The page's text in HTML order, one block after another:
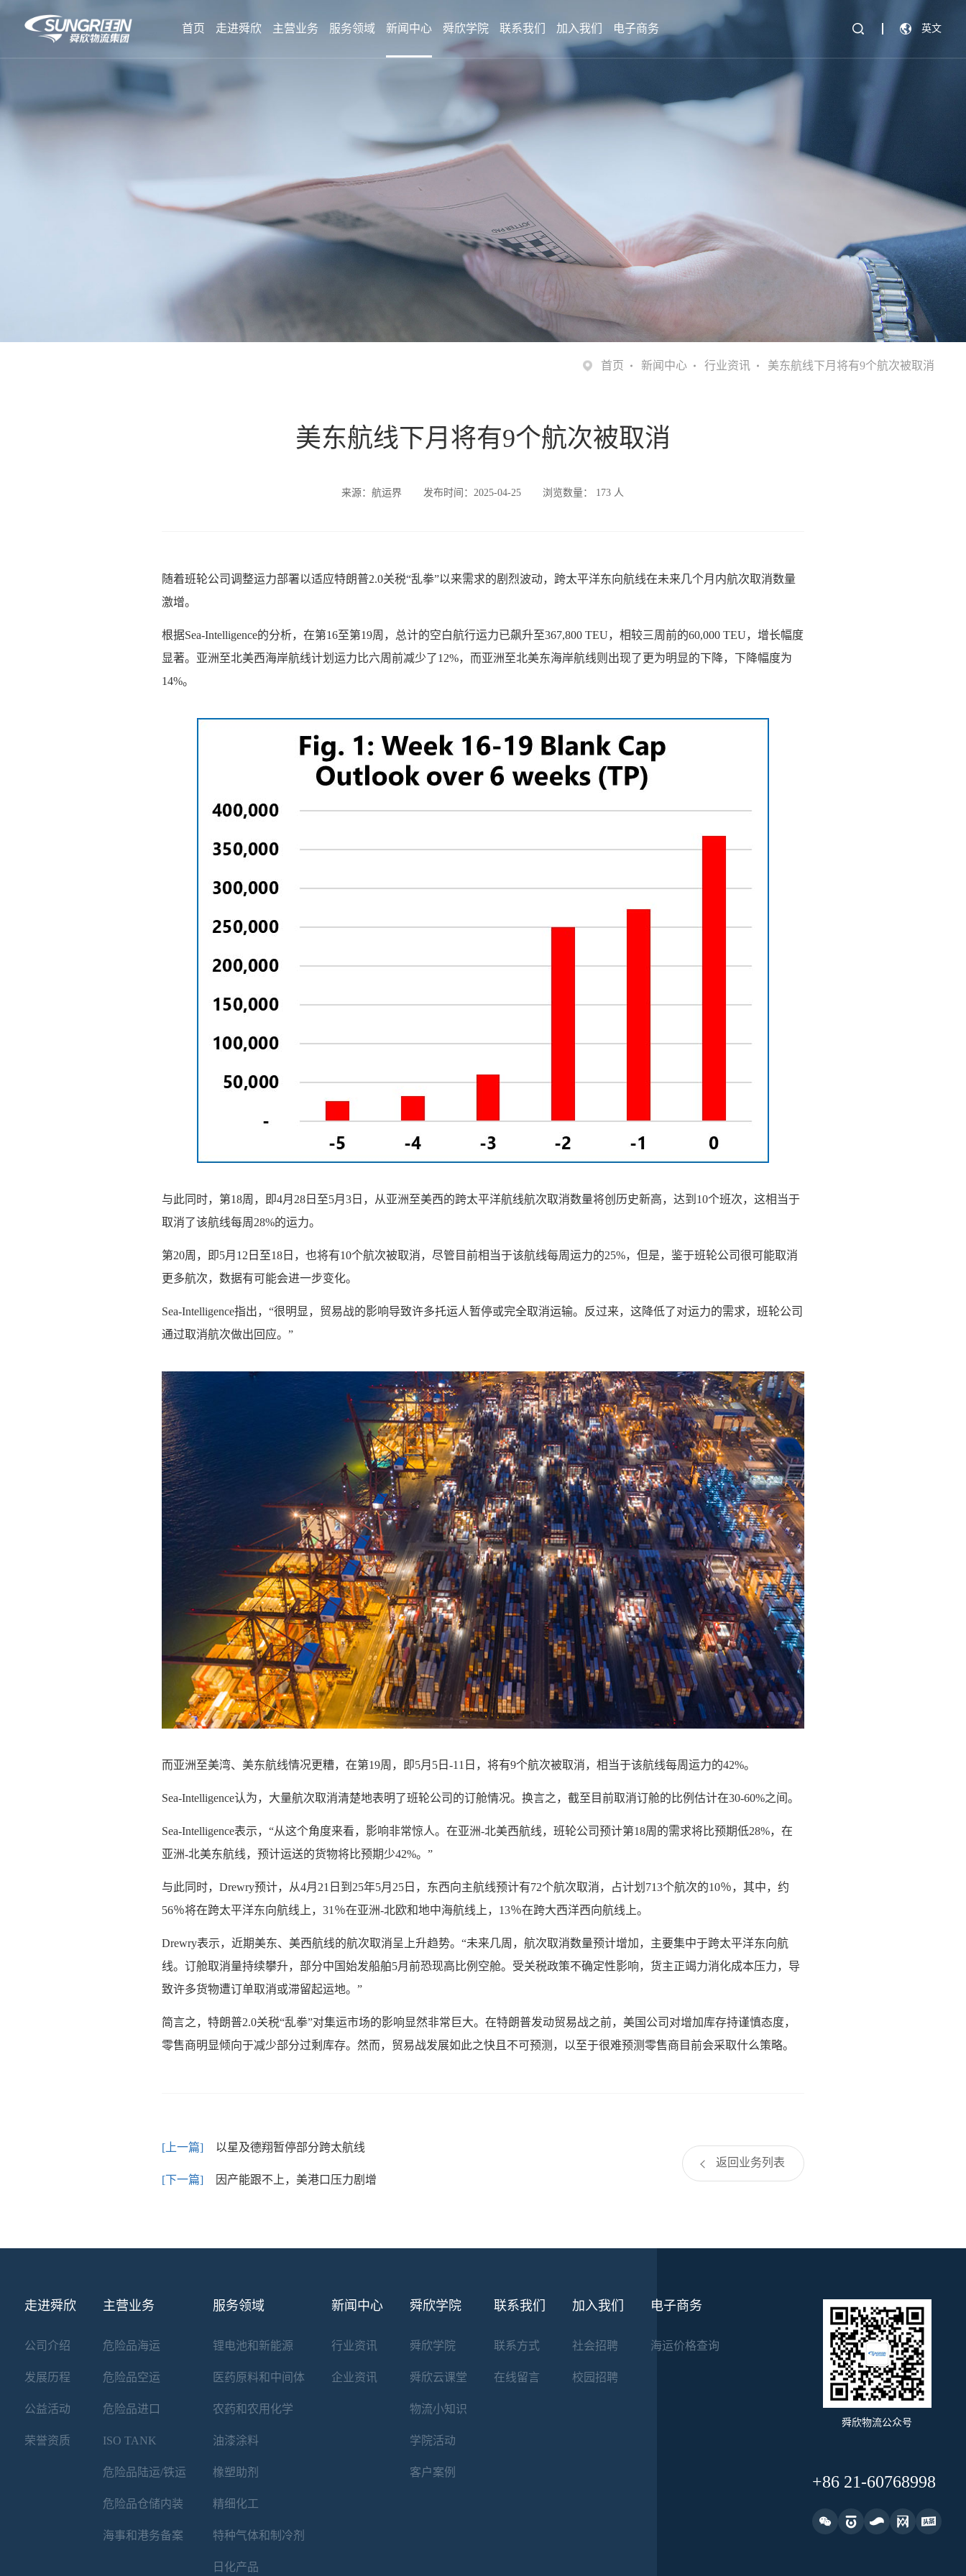
首页 走进舜欣 主营业务 服务领域 新闻中心 舜欣学院 联系我们 加入我们 电子商务 英文
首页 新闻中心 行业资讯 美东航线下月将有9个航次被取消
美东航线下月将有9个航次被取消
来源：航运界 发布时间：2025-04-25 浏览数量： 173 人
随着班轮公司调整运力部署以适应特朗普2.0关税“乱拳”以来需求的剧烈波动，跨太平洋东向航线在未来几个月内航次取消数量
激增。
根据Sea-Intelligence的分析，在第16至第19周，总计的空白航行运力已飙升至367,800 TEU，相较三周前的60,000 TEU，增长幅度
显著。亚洲至北美西海岸航线计划运力比六周前减少了12%，而亚洲至北美东海岸航线则出现了更为明显的下降，下降幅度为
14%。
与此同时，第18周，即4月28日至5月3日，从亚洲至美西的跨太平洋航线航次取消数量将创历史新高，达到10个班次，这相当于
取消了该航线每周28%的运力。
第20周，即5月12日至18日，也将有10个航次被取消，尽管目前相当于该航线每周运力的25%，但是，鉴于班轮公司很可能取消
更多航次，数据有可能会进一步变化。
Sea-Intelligence指出，“很明显，贸易战的影响导致许多托运人暂停或完全取消运输。反过来，这降低了对运力的需求，班轮公司
通过取消航次做出回应。”
而亚洲至美湾、美东航线情况更糟，在第19周，即5月5日-11日，将有9个航次被取消，相当于该航线每周运力的42%。
Sea-Intelligence认为，大量航次取消清楚地表明了班轮公司的订舱情况。换言之，截至目前取消订舱的比例估计在30-60%之间。
Sea-Intelligence表示，“从这个角度来看，影响非常惊人。在亚洲-北美西航线，班轮公司预计第18周的需求将比预期低28%，在
亚洲-北美东航线，预计运送的货物将比预期少42%。”
与此同时，Drewry预计，从4月21日到25年5月25日，东西向主航线预计有72个航次取消，占计划713个航次的10％，其中，约
56％将在跨太平洋东向航线上，31％在亚洲-北欧和地中海航线上，13％在跨大西洋西向航线上。
Drewry表示，近期美东、美西航线的航次取消呈上升趋势。“未来几周，航次取消数量预计增加，主要集中于跨太平洋东向航
线。订舱取消量持续攀升，部分中国始发船舶5月前恐现高比例空舱。受关税政策不确定性影响，货主正竭力消化成本压力，导
致许多货物遭订单取消或滞留起运地。”
简言之，特朗普2.0关税“乱拳”对集运市场的影响显然非常巨大。在特朗普发动贸易战之前，美国公司对增加库存持谨慎态度，
零售商明显倾向于减少部分过剩库存。然而，贸易战发展如此之快且不可预测，以至于很难预测零售商目前会采取什么策略。
以星及德翔暂停部分跨太航线
因产能跟不上，美港口压力剧增
返回业务列表
走进舜欣
公司介绍
发展历程
公益活动
荣誉资质
主营业务
危险品海运
危险品空运
危险品进口
ISO TANK
危险品陆运/铁运
危险品仓储内装
海事和港务备案
服务领域
锂电池和新能源
医药原料和中间体
农药和农用化学
油漆涂料
橡塑助剂
精细化工
特种气体和制冷剂
日化产品
新闻中心
行业资讯
企业资讯
舜欣学院
舜欣学院
舜欣云课堂
物流小知识
学院活动
客户案例
联系我们
联系方式
在线留言
加入我们
社会招聘
校园招聘
电子商务
海运价格查询
舜欣物流公众号
+86 21-60768998